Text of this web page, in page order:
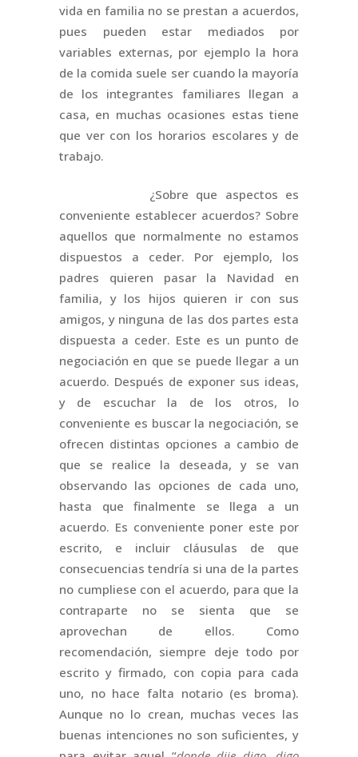
vida en familia no se prestan a acuerdos,
pues pueden estar mediados por
variables externas, por ejemplo la hora
de la comida suele ser cuando la mayoría
de los integrantes familiares llegan a
casa, en muchas ocasiones estas tiene
que ver con los horarios escolares y de
trabajo.
¿Sobre que aspectos es
conveniente establecer acuerdos? Sobre
aquellos que normalmente no estamos
dispuestos a ceder. Por ejemplo, los
padres quieren pasar la Navidad en
familia, y los hijos quieren ir con sus
amigos, y ninguna de las dos partes esta
dispuesta a ceder. Este es un punto de
negociación en que se puede llegar a un
acuerdo. Después de exponer sus ideas,
y de escuchar la de los otros, lo
conveniente es buscar la negociación, se
ofrecen distintas opciones a cambio de
que se realice la deseada, y se van
observando las opciones de cada uno,
hasta que finalmente se llega a un
acuerdo. Es conveniente poner este por
escrito, e incluir cláusulas de que
consecuencias tendría si una de la partes
no cumpliese con el acuerdo, para que la
contraparte no se sienta que se
aprovechan de ellos. Como
recomendación, siempre deje todo por
escrito y firmado, con copia para cada
uno, no hace falta notario (es broma).
Aunque no lo crean, muchas veces las
buenas intenciones no son suficientes, y